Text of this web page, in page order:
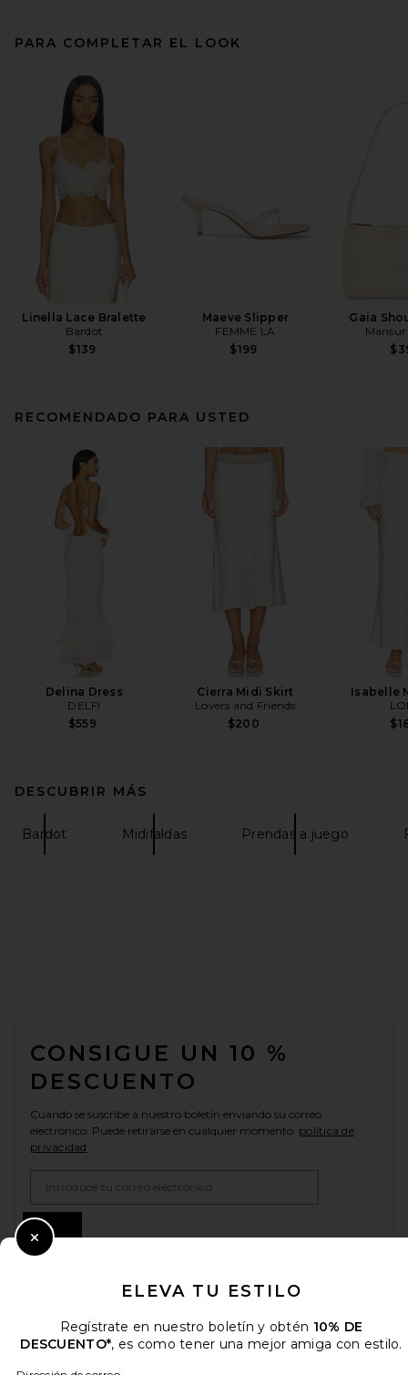
PARA COMPLETAR EL LOOK
Linella Lace Bralette
Bardot
$139
Maeve Slipper
FEMME LA
$199
Gaia
RECOMENDADO PARA USTED
Delina Dress
DELFI
$559
Cierra Midi Skirt
Lovers and Friends
$200
Isabelle
DESCUBRIR MÁS
Bardot Midifaldas Prendas a juego
CONSIGUE UN 10 %
DESCUENTO
Cuando se suscribe a nuestro boletín enviando su correo
electrónico. Puede retirarse en cualquier momento. política de
privacidad
ELEVA TU ESTILO
Regístrate en nuestro boletín y obtén 10% DE
DESCUENTO*, es como tener una mejor amiga con estilo.
Close Modal